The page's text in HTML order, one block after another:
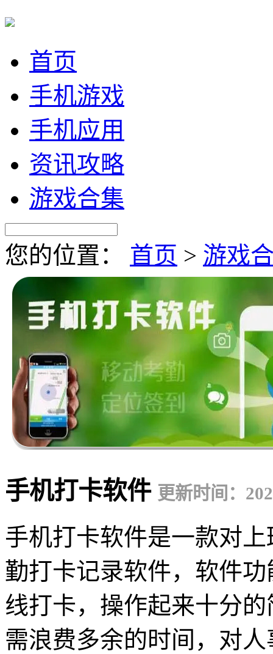
首页
手机游戏
手机应用
资讯攻略
游戏合集
您的位置： 首页 > 游戏
手机打卡软件 更新时间：
手机打卡软件是一款对
勤打卡记录软件，软件
线打卡，操作起来十分
需浪费多余的时间，对